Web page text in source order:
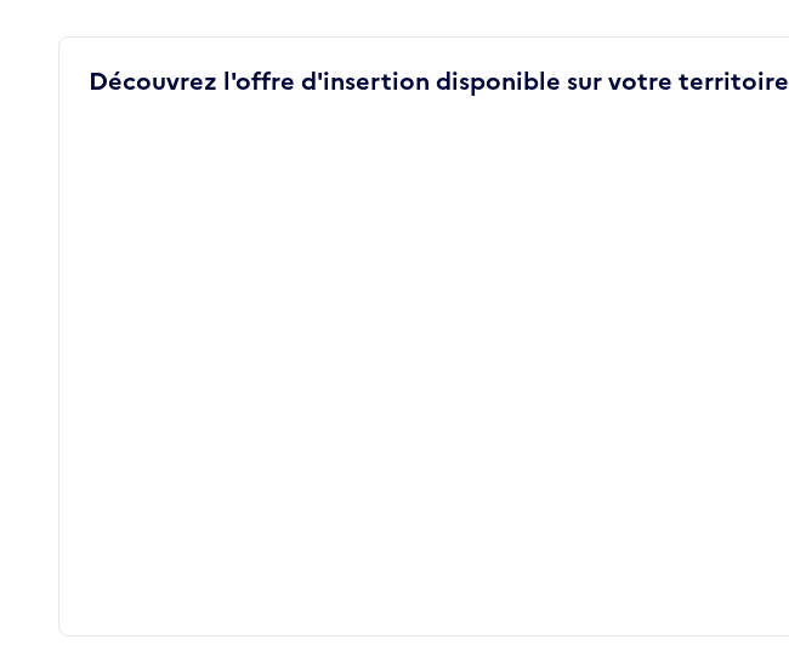
Découvrez l'offre d'insertion disponible sur votre territoire